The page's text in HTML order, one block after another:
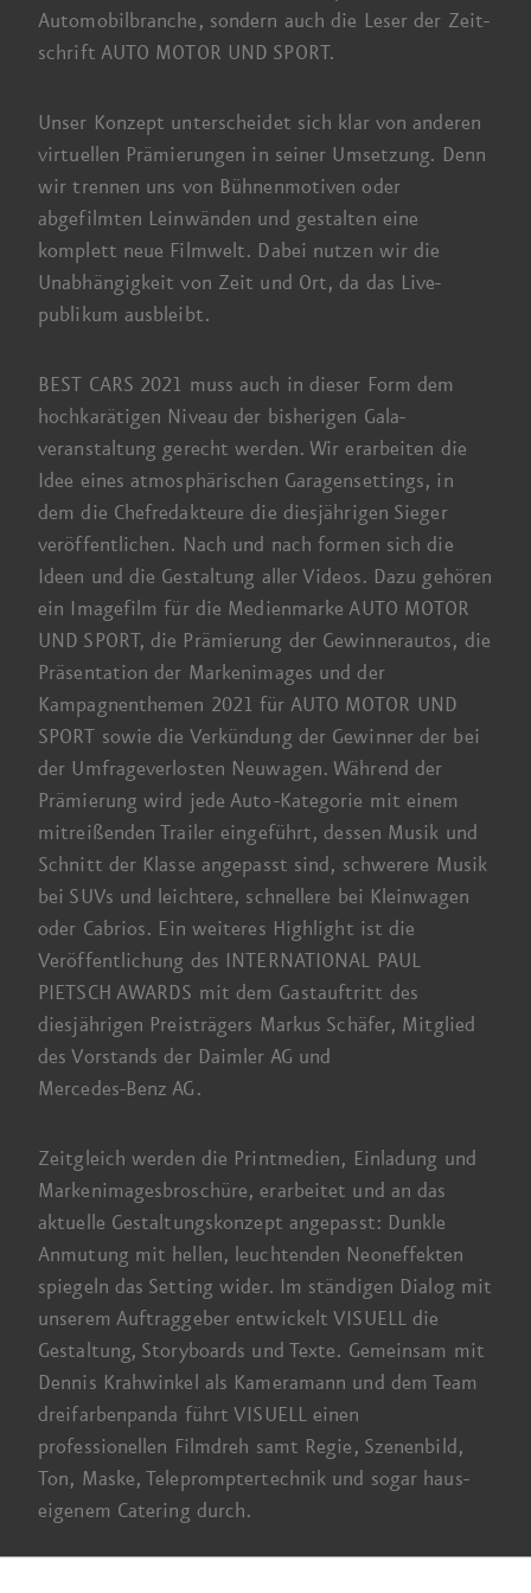
Automobil­branche, sondern auch die Leser der Zeit­
schrift AUTO MOTOR UND SPORT.
Unser Konzept unterscheidet sich klar von anderen
virtuellen Prämierungen in seiner Umsetzung. Denn
wir trennen uns von Bühnen­motiven oder
abgefilmten Lein­wänden und gestalten eine
komplett neue Film­welt. Dabei nutzen wir die
Unabhängigkeit von Zeit und Ort, da das Live­
publikum ausbleibt.
BEST CARS 2021 muss auch in dieser Form dem
hoch­karätigen Niveau der bisherigen Gala­
veranstaltung gerecht werden. Wir erarbeiten die
Idee eines atmosphärischen Garagen­settings, in
dem die Chef­redakteure die diesjährigen Sieger
veröffentlichen. Nach und nach formen sich die
Ideen und die Gestaltung aller Videos. Dazu gehören
ein Image­film für die Medienmarke AUTO MOTOR
UND SPORT, die Prämierung der Gewinner­autos, die
Präsentation der Marken­images und der
Kampagnen­themen 2021 für AUTO MOTOR UND
SPORT sowie die Verkündung der Gewinner der bei
der Umfrage­verlosten Neuwagen. Während der
Prämierung wird jede Auto-Kategorie mit einem
mitreißenden Trailer eingeführt, dessen Musik und
Schnitt der Klasse angepasst sind, schwerere Musik
bei SUVs und leichtere, schnellere bei Kleinwagen
oder Cabrios. Ein weiteres Highlight ist die
Veröffentlichung des INTERNATIONAL PAUL
PIETSCH AWARDS mit dem Gast­auftritt des
diesjährigen Preis­trägers Markus Schäfer, Mitglied
des Vorstands der Daimler AG und
Mercedes-Benz AG .
Zeitgleich werden die Print­medien, Einladung und
Marken­images­broschüre, erarbeitet und an das
aktuelle Gestaltungs­konzept angepasst: Dunkle
Anmutung mit hellen, leuchtenden Neon­effekten
spiegeln das Setting wider. Im ständigen Dialog mit
unserem Auftrag­geber entwickelt VISUELL die
Gestaltung, Storyboards und Texte. Gemeinsam mit
Dennis Krahwinkel als Kamera­mann und dem Team
dreifarbenpanda führt VISUELL einen
professionellen Filmdreh samt Regie, Szenen­bild,
Ton, Maske, Tele­prompter­technik und sogar haus­
eigenem Catering durch.